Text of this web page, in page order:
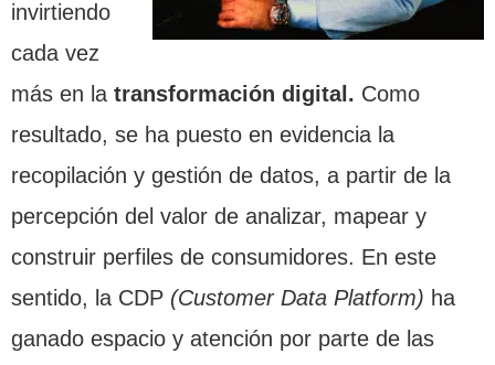
invirtiendo
cada vez
más en la transformación digital. Como
resultado, se ha puesto en evidencia la
recopilación y gestión de datos, a partir de la
percepción del valor de analizar, mapear y
construir perfiles de consumidores. En este
sentido, la CDP (Customer Data Platform) ha
ganado espacio y atención por parte de las